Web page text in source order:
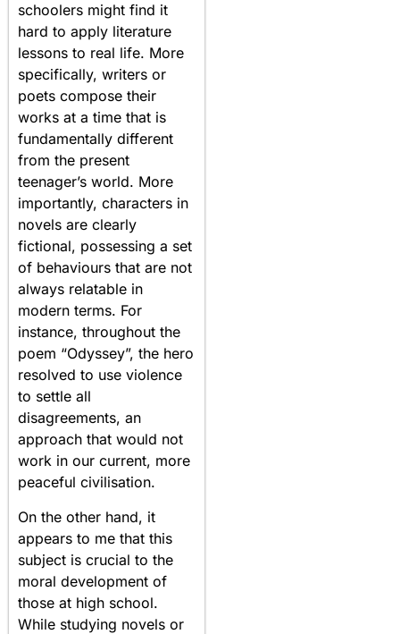
schoolers might find it
hard to apply literature
lessons to real life. More
specifically, writers or
poets compose their
works at a time that is
fundamentally different
from the present
teenager’s world. More
importantly, characters in
novels are clearly
fictional, possessing a set
of behaviours that are not
always relatable in
modern terms. For
instance, throughout the
poem “Odyssey”, the hero
resolved to use violence
to settle all
disagreements, an
approach that would not
work in our current, more
peaceful civilisation.
On the other hand, it
appears to me that this
subject is crucial to the
moral development of
those at high school.
While studying novels or